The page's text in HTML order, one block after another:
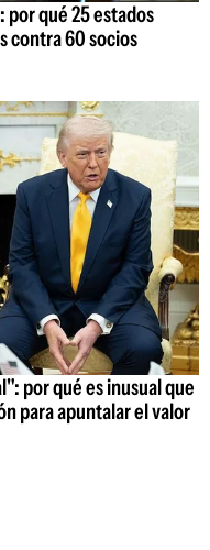
por qué 25 estados
contra 60 socios
por qué es inusual que
para apuntalar el valor